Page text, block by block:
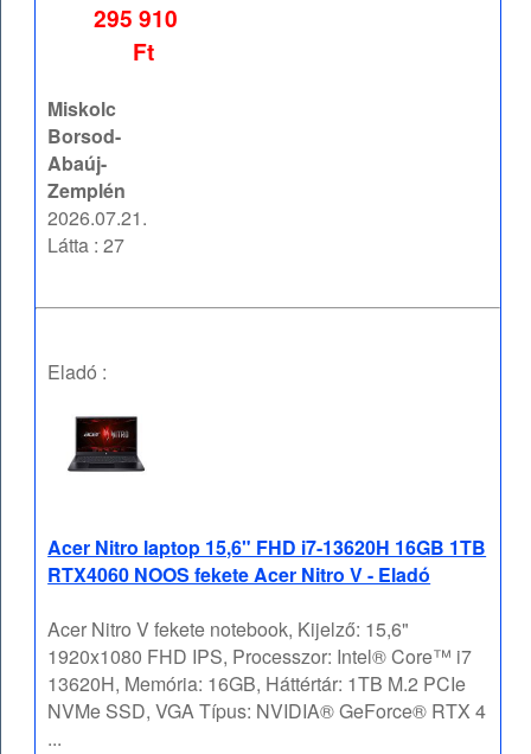
295 910
Ft
Miskolc
Borsod-
Abaúj-
Zemplén
2026.07.21.
Látta : 27
Eladó :
Acer Nitro laptop 15,6" FHD i7-13620H 16GB 1TB
RTX4060 NOOS fekete Acer Nitro V - Eladó
Acer Nitro V fekete notebook, Kijelző: 15,6"
1920x1080 FHD IPS, Processzor: Intel® Core™ i7
13620H, Memória: 16GB, Háttértár: 1TB M.2 PCIe
NVMe SSD, VGA Típus: NVIDIA® GeForce® RTX 4
...